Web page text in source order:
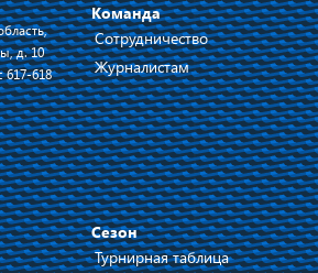
д. 10
617-618
Команда
Сотрудничество
Журналистам
Сезон
Турнирная таблица